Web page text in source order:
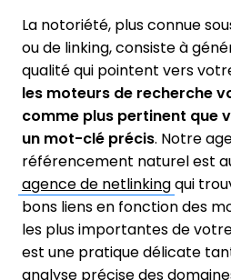
La notoriété, plus connue
ou de linking, consiste à
qualité qui pointent vers
les moteurs de recherche
comme plus pertinent que
un mot-clé précis. Notre
référencement naturel est
agence de netlinkingqui
bons liens en fonction des
les plus importantes de
est une pratique délicate
analyse précise des